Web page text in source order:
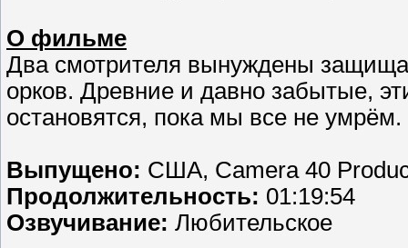
О фильме
Два смотрителя вынуждены
орков. Древние и давно забытые,
остановятся, пока мы все не умрём.
Выпущено: США, Camera 40
Продолжительность: 01:19:54
Озвучивание: Любительское